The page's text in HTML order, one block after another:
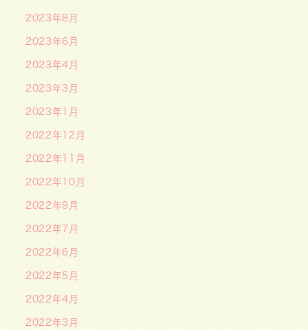
2023年8月
2023年6月
2023年4月
2023年3月
2023年1月
2022年12月
2022年11月
2022年10月
2022年9月
2022年7月
2022年6月
2022年5月
2022年4月
2022年3月